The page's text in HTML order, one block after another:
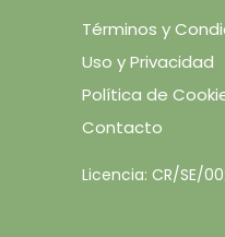
Términos y
Uso y Privacidad
Política de
Contacto
Licencia: CR/SE/